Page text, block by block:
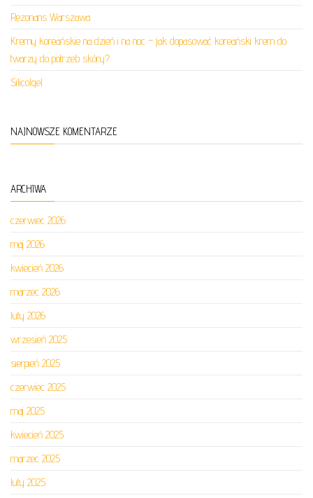
Rezonans Warszawa
Kremy koreańskie na dzień i na noc – jak dopasować koreański krem do
twarzy do potrzeb skóry?
Silicolgel
NAJNOWSZE KOMENTARZE
ARCHIWA
czerwiec 2026
maj 2026
kwiecień 2026
marzec 2026
luty 2026
wrzesień 2025
sierpień 2025
czerwiec 2025
maj 2025
kwiecień 2025
marzec 2025
luty 2025